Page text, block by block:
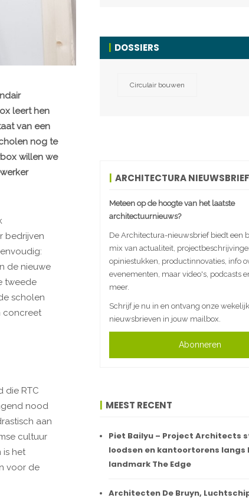
leert hen
van een
nog te
willen we
bedrijven
de nieuwe
tweede
scholen
concreet
die RTC
nood
aan
cultuur
is het
voor de
DOSSIERS
Circulair bouwen
ARCHITECTURA NIEUWSBRIEF
Meteen op de hoogte van het laatste
architectuurnieuws?
De Architectura-nieuwsbrief biedt een
mix van actualiteit,
opiniestukken, productinnovaties, info
evenementen, maar video's, podcasts
meer.
Schrijf je nu in en ontvang onze
nieuwsbrieven in jouw mailbox.
Abonneren
MEEST RECENT
Piet Bailyu – Project Architects
loodsen en kantoortorens langs
landmark The Edge
Architecten De Bruyn,